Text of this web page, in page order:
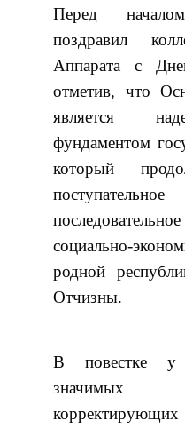
Перед
поздравил
Аппарата с
отметив, что
является
фундаментом
который
социально-
родной
Отчизны.
В повестке у
значимых